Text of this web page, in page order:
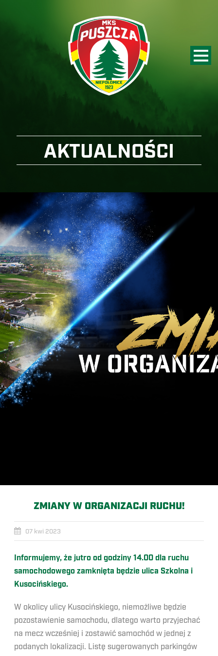
AKTUALNOŚCI
ZMIANY W ORGANIZACJI RUCHU!
07 kwi 2023
Informujemy, że jutro od godziny 14.00 dla ruchu
samochodowego zamknięta będzie ulica Szkolna i
Kusocińskiego.
W okolicy ulicy Kusocińskiego, niemożliwe będzie
pozostawienie samochodu, dlatego warto przyjechać
na mecz wcześniej i zostawić samochód w jednej z
podanych lokalizacji. Listę sugerowanych parkingów